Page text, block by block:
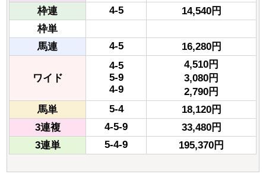
枠連
4-5
14,540円
枠単
馬連
4-5 16,280円
ワイド
4-5
5-9
4-9
4,510円
3,080円
2,790円
馬単
5-4
18,120円
3連複
4-5-9
33,480円
3連単
5-4-9 195,370円